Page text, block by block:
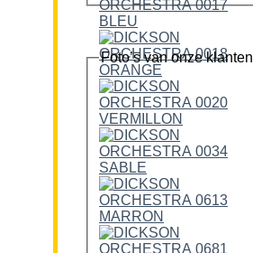
Foto’s van onze klanten